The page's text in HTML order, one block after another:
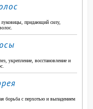
придающий силу,
укрепление, восстановление и
борьба с перхотью и выпадением